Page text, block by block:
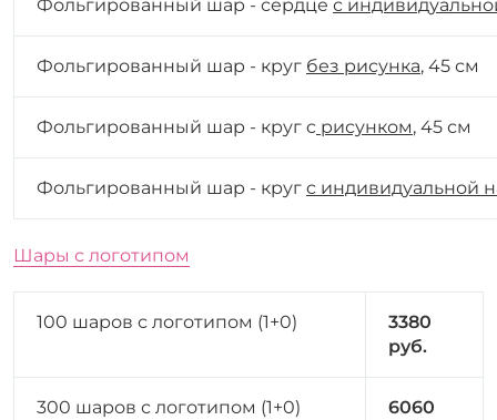
Фольгированный шар - сердце с
Фольгированный шар - круг без рисунка, 45 см
Фольгированный шар - круг c рисунком, 45 см
Фольгированный шар - круг c индивидуальной
Шары с логотипом
100 шаров с логотипом (1+0)
3380
руб.
300 шаров с логотипом (1+0)
6060